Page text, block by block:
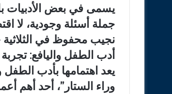
يسمى في بعض الأدبيات
جملة أسئلة وجودية، لا
نجيب محفوظ في
أدب الطفل واليافع:
يعد اهتمامها بأدب الطفل
وراء الستار”، أحد أهم